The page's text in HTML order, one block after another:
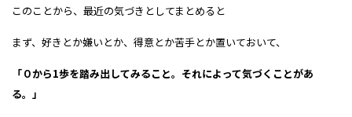
このことから、最近の気づきとしてまとめると
まず、好きとか嫌いとか、得意とか苦手とか置いておいて、
「０から1歩を踏み出してみること。それによって気づくことがあ
る。」